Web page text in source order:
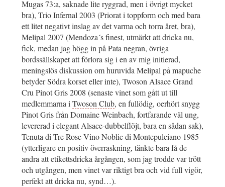
Mugas 73:a, saknade lite ryggrad, men i övrigt mycket
bra), Trio Infernal 2003 (Priorat i toppform och med bara
ett litet negativt inslag av det varma och torra året, bra),
Melipal 2007 (Mendoza´s finest, utmärkt att dricka nu,
fick, medan jag högg in på Pata negran, övriga
bordssällskapet att förlora sig i en av mig initierad,
meningslös diskussion om huruvida Melipal på mapuche
betyder Södra korset eller inte), Twoson Alsace Grand
Cru Pinot Gris 2008 (senaste vinet som gått ut till
medlemmarna iTwoson Club, en fullödig, oerhört snygg
Pinot Gris från Domaine Weinbach, fortfarande väl ung,
levererad i elegant Alsace-dubbelflöjt, bara en sådan sak),
Tenuta di Tre Rose Vino Noblie di Montepulciano 1985
(ytterligare en positiv överraskning, tänkte bara få de
andra att etikettsdricka årgången, som jag trodde var trött
och utgången, men vinet var riktigt bra och vid full vigör,
perfekt att dricka nu, synd…).